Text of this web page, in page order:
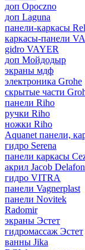
доп Opoczno
доп Laguna
панели-каркасы
каркасы-панели
gidro VAYER
доп Мойдодыр
экраны мдф
электроника Grohe
скрытые части
панели Riho
ручки Riho
ножки Riho
Aquanet панели,
гидро Serena
панели каркасы
акрил Jacob Delafon
гидро VITRA
панели Vagnerplast
панели Novitek
Radomir
экраны Эстет
гидромассаж Эстет
ванны Jika